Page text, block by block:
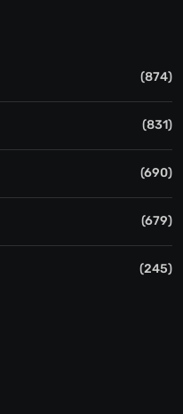
(874)
(831)
(690)
(679)
(245)